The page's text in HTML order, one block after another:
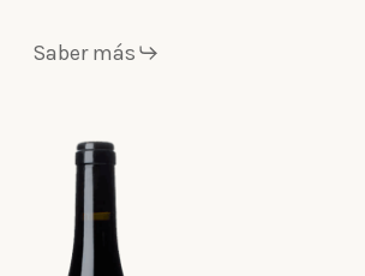
Saber más